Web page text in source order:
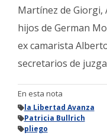
Martínez de Giorgi,
hijos de German
ex camarista
secretarios de
En esta nota
la Libertad Avanza
Patricia Bullrich
pliego